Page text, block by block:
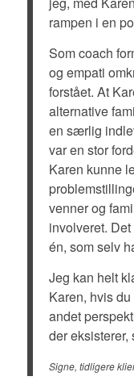
rampen i en
Som coach
og empati
forstået. At
alternative
en særlig
var en stor
Karen kunne
venner og
involveret.
én, som selv
Jeg kan helt
Karen, hvis
andet
der eksisterer,
Signe, tidligere